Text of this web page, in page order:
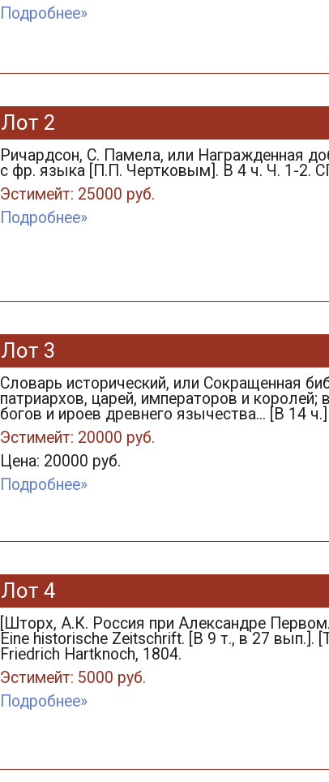
Подробнее»
Лот 2
Ричардсон, С. Памела, или Награжденная
с фр. языка [П.П. Чертковым]. В 4 ч. Ч. 1-2.
Эстимейт: 25000 руб.
Подробнее»
Лот 3
Словарь исторический, или Сокращенная
патриархов, царей, императоров и
богов и ироев древнего язычества... [В 14
Эстимейт: 20000 руб.
Цена: 20000 руб.
Подробнее»
Лот 4
[Шторх, А.К. Россия при Александре
Eine historische Zeitschrift. [В 9 т., в 27 вып.].
Friedrich Hartknoch, 1804.
Эстимейт: 5000 руб.
Подробнее»